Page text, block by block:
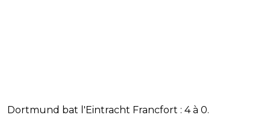
Dortmund bat l'Eintracht Francfort : 4 à 0.